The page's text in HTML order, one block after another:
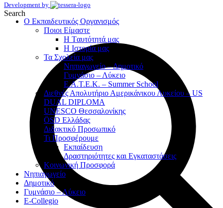
Development by
Search
Ο Εκπαιδευτικός Οργανισμός
Ποιοι Είμαστε
Η Tαυτότητά μας
Η Ιστορία μας
Τα Σχολεία μας
Νηπιαγωγείο – Δημοτικό
Γυμνάσιο – Λύκειο
Ε.Α.Τ.Ε.Κ. – Summer School
Διεθνές Απολυτήριο Αμερικάνικου Λυκείου – US
DUAL DIPLOMA
UNESCO Θεσσαλονίκης
ÖSD Ελλάδας
Διδακτικό Προσωπικό
Τι Προσφέρουμε
Eκπαίδευση
Δραστηριότητες και Εγκαταστάσεις
Κοινωνική Προσφορά
Νηπιαγωγείο
Δημοτικό
Γυμνάσιο – Λύκειο
E-Collegio